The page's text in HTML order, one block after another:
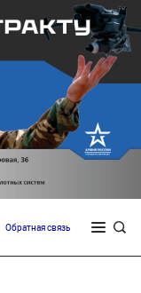
Обратная связь